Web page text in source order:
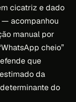
cicatriz e dado
— acompanhou
manual por
cheio”
que
da
do